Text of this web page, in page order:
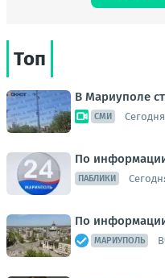
Топ
В Мариуполе
СМИ
По
ПАБЛИКИ
По
МАРИУПОЛЬ